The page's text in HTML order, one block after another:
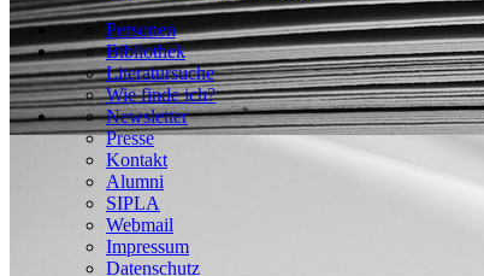
Personen
Bibliothek
Literatursuche
Wie finde ich?
Newsletter
Presse
Kontakt
Alumni
SIPLA
Webmail
Impressum
Datenschutz